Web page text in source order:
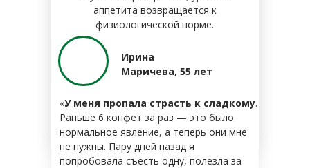
аппетита возвращается к
физиологической норме.
«У меня пропала страсть к сладкому.
Раньше 6 конфет за раз — это было
нормальное явление, а теперь они мне
не нужны. Пару дней назад я
попробовала съесть одну, полезла за
Ирина
Маричева, 55 лет